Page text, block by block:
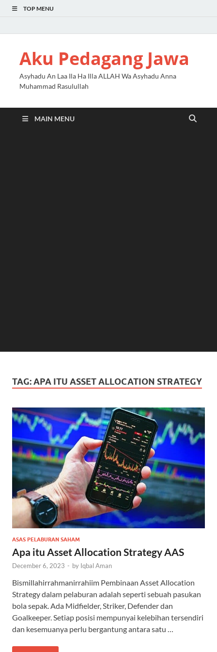
TOP MENU
Aku Pedagang Jawa
Asyhadu An Laa Ila Ha Illa ALLAH Wa Asyhadu Anna
Muhammad Rasulullah
MAIN MENU
TAG:APA ITU ASSET ALLOCATION STRATEGY
ASAS PELABURAN SAHAM
Apa itu Asset Allocation Strategy AAS
December 6, 2023 - by Iqbal Aman
Bismillahirrahmanirrahiim Pembinaan Asset Allocation
Strategy dalam pelaburan adalah seperti sebuah pasukan
bola sepak. Ada Midfielder, Striker, Defender dan
Goalkeeper. Setiap posisi mempunyai kelebihan tersendiri
dan kesemuanya perlu bergantung antara satu …